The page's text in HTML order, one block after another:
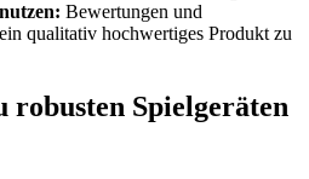
Bewertungen und
qualitativ hochwertiges Produkt zu
robusten Spielgeräten